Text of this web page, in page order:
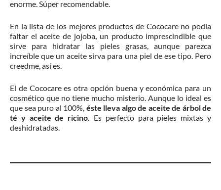
enorme. Súper recomendable.
En la lista de los mejores productos de Cococare no podía
faltar el aceite de jojoba, un producto imprescindible que
sirve para hidratar las pieles grasas, aunque parezca
increíble que un aceite sirva para una piel de ese tipo. Pero
creedme, así es.
El de Cococare es otra opción buena y económica para un
cosmético que no tiene mucho misterio. Aunque lo ideal es
que sea puro al 100%, éste lleva algo de aceite de árbol de
té y aceite de ricino. Es perfecto para pieles mixtas y
deshidratadas.